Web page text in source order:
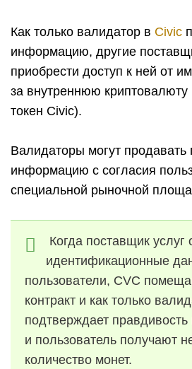
Как только валидатор в Civic
информацию, другие
приобрести доступ к ней от
за внутреннюю криптовалюту
токен Civic).
Валидаторы могут продавать
информацию с согласия
специальной рыночной
Когда поставщик услуг
идентификационные
пользователи, CVC
контракт и как только
подтверждает
и пользователь получают
количество монет.